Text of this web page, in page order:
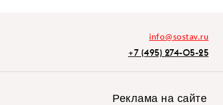
info@sostav.ru
+7 (495) 274-05-25
Реклама на сайте